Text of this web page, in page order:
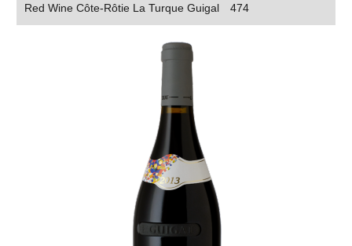
Red Wine Côte-Rôtie La Turque Guigal 474